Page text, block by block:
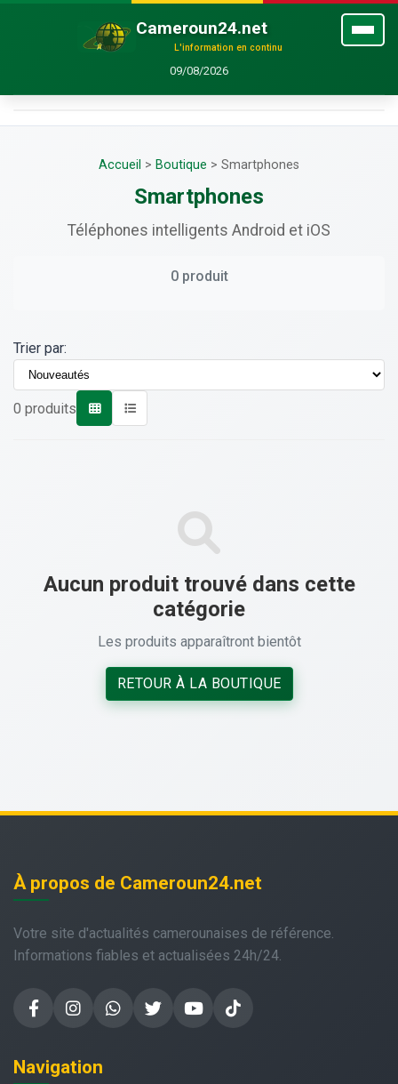
Cameroun24.net
L'information en continu
09/08/2026
Accueil > Boutique > Smartphones
Smartphones
Téléphones intelligents Android et iOS
0 produit
Trier par:
0 produits
Aucun produit trouvé dans cette
catégorie
Les produits apparaîtront bientôt
RETOUR À LA BOUTIQUE
À propos de Cameroun24.net
Votre site d'actualités camerounaises de référence.
Informations fiables et actualisées 24h/24.
Navigation